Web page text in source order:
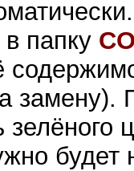
папку
замену).
зелёного
будет